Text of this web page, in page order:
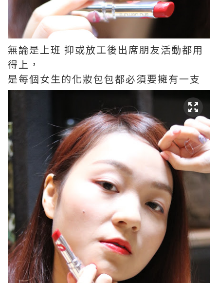
無論是上班 抑或放工後出席朋友活動都用
得上，
是每個女生的化妝包包都必須要擁有一支